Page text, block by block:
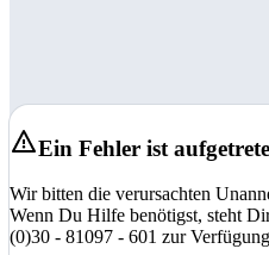
Ein Fehler ist
Wir bitten die verursachten
Wenn Du Hilfe benötigst, steht
(0)30 - 81097 - 601 zur